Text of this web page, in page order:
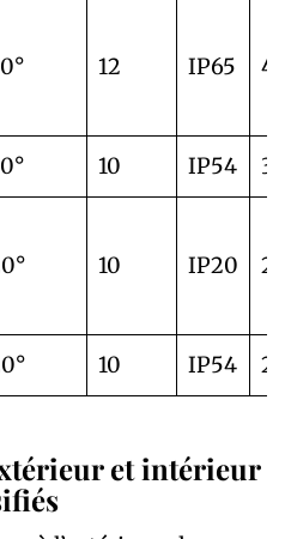
12 IP65
10 IP54
10 IP20
10 IP54
et intérieur